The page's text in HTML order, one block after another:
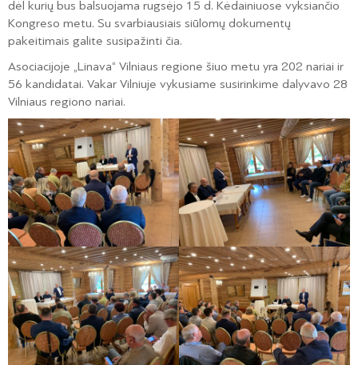
dėl kurių bus balsuojama rugsėjo 15 d. Kėdainiuose vyksiančio
Kongreso metu. Su svarbiausiais siūlomų dokumentų
pakeitimais galite susipažinti čia.
Asociacijoje „Linava“ Vilniaus regione šiuo metu yra 202 nariai ir
56 kandidatai. Vakar Vilniuje vykusiame susirinkime dalyvavo 28
Vilniaus regiono nariai.